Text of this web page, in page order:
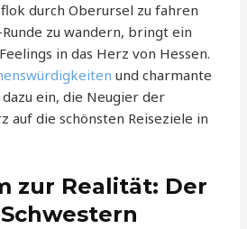
durch Oberursel zu fahren
zu wandern, bringt ein
in das Herz von Hessen.
und charmante
ein, die Neugier der
auf die schönsten Reiseziele in
zur Realität: Der